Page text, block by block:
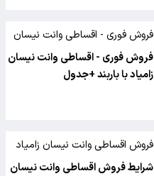
فروش فوری - اقساطی وانت نیسان
فروش فوری - اقساطی وانت نیسان
زامیاد با باربند +جدول
فروش اقساطی وانت نیسان زامیاد
شرایط فروش اقساطی وانت نیسان